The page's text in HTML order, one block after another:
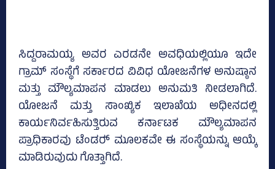
ಸಿದ್ದರಾಮಯ್ಯ ಅವರ ಎರಡನೇ ಅವಧಿಯಲ್ಲಿಯೂ ಇದೇ
ಗ್ರಾಮ್‌ ಸಂಸ್ಥೆಗೆ ಸರ್ಕಾರದ ವಿವಿಧ ಯೋಜನೆಗಳ ಅನುಷ್ಠಾನ
ಮತ್ತು ಮೌಲ್ಯಮಾಪನ ಮಾಡಲು ಅನುಮತಿ ನೀಡಲಾಗಿದೆ.
ಯೋಜನೆ ಮತ್ತು ಸಾಂಖ್ಯಿಕ ಇಲಾಖೆಯ ಅಧೀನದಲ್ಲಿ
ಕಾರ್ಯನಿರ್ವಹಿಸುತ್ತಿರುವ ಕರ್ನಾಟಕ ಮೌಲ್ಯಮಾಪನ
ಪ್ರಾಧಿಕಾರವು ಟೆಂಡರ್‍‌ ಮೂಲಕವೇ ಈ ಸಂಸ್ಥೆಯನ್ನು ಆಯ್ಕೆ
ಮಾಡಿರುವುದು ಗೊತ್ತಾಗಿದೆ.